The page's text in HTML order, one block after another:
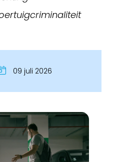
09 juli 2026